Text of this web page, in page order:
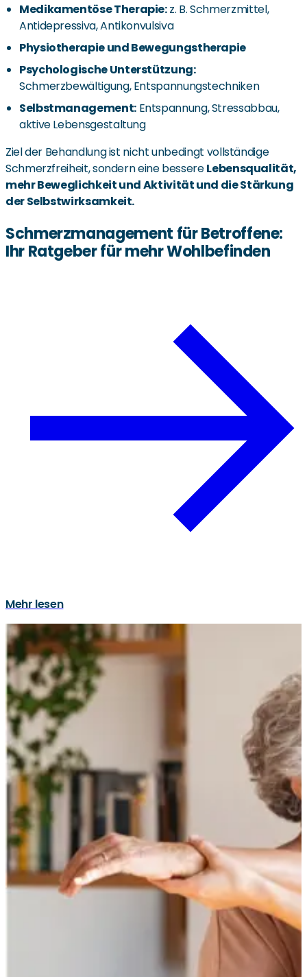
Medikamentöse Therapie:z. B. Schmerzmittel,
Antidepressiva, Antikonvulsiva
Physiotherapie und Bewegungstherapie
Psychologische Unterstützung:
Schmerzbewältigung, Entspannungstechniken
Selbstmanagement:Entspannung, Stressabbau,
aktive Lebensgestaltung
Ziel der Behandlung ist nicht unbedingt vollständige
Schmerzfreiheit, sondern eine bessereLebensqualität,
mehr Beweglichkeit und Aktivität und die Stärkung
der Selbstwirksamkeit.
Schmerzmanagement für Betroffene:
Ihr Ratgeber für mehr Wohlbefinden
Mehr lesen